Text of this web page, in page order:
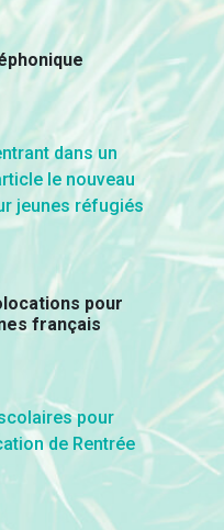
pour
français